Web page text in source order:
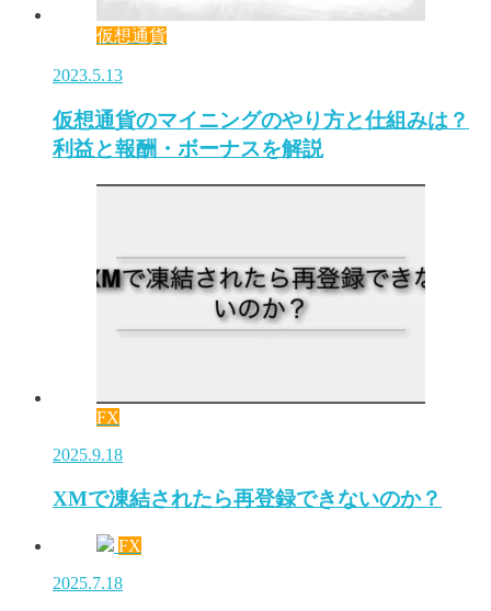
仮想通貨
2023.5.13
仮想通貨のマイニングのやり方と仕組みは？
利益と報酬・ボーナスを解説
FX
2025.9.18
XMで凍結されたら再登録できないのか？
FX
2025.7.18